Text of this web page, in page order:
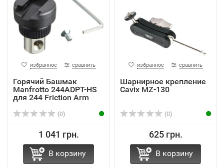
избранное сравнить
Горячий Башмак
Manfrotto 244ADPT-HS
для 244 Friction Arm
(0)
1 041 грн.
В корзину
избранное сравнить
Шарнирное крепление
Cavix MZ-130
(0)
625 грн.
В корзину